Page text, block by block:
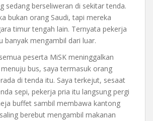
sedang berseliweran di sekitar tenda.
bukan orang Saudi, tapi mereka
timur tengah lain. Ternyata pekerja
banyak mengambil dari luar.
peserta MiSK meninggalkan
bus, saya termasuk orang
di tenda itu. Saya terkejut, sesaat
sepi, pekerja pria itu langsung pergi
buffet sambil membawa kantong
berebut mengambil makanan